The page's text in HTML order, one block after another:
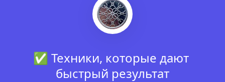
✅ Техники, которые дают
быстрый результат